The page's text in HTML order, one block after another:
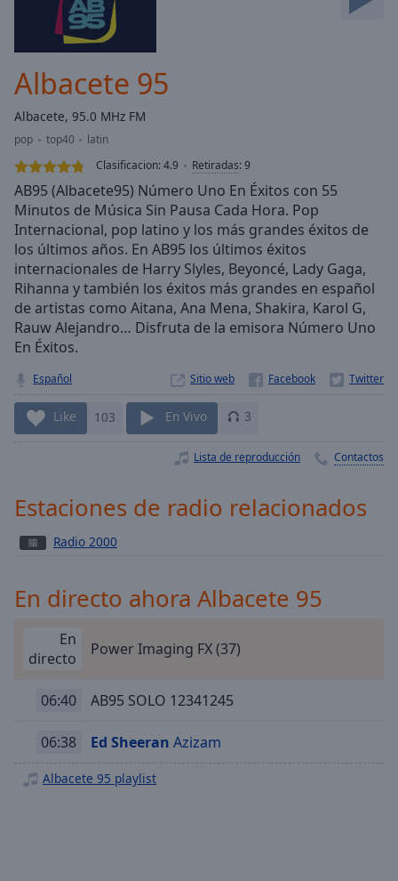
Mute
Current
Time 0:00
-:-
Loaded:
0.00%
Stream
TypeLIVE
Seek to
currently
behind
liveLIVE
Remaining
Time-
Playback
Rate
Descriptions
descriptions
selected
subtitles
opens
settings
subtitles
Albacete 95
Albacete, 95.0 MHz FM
pop top40
latin
Clasificacion:4.9 Retiradas:9
AB95 (Albacete95) Número Uno En Éxitos con 55
Minutos de Música Sin Pausa Cada Hora. Pop
Internacional, pop latino y los más grandes éxitos de
los últimos años. En AB95 los últimos éxitos
internacionales de Harry Slyles, Beyoncé, Lady Gaga,
Rihanna y también los éxitos más grandes en español
de artistas como Aitana, Ana Mena, Shakira, Karol G,
Rauw Alejandro… Disfruta de la emisora Número Uno
En Éxitos.
Español Sitio web
Like 103 En Vivo 3
Lista de reproducción Contactos
Estaciones de radio relacionados
Radio 2000
En directo ahora Albacete 95
En
directo
Power Imaging FX (37)
06:40 AB95 SOLO 12341245
06:38 Ed Sheeran Azizam
Albacete 95 playlist